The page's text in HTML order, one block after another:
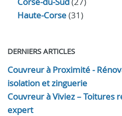
Haute-Corse(31)
DERNIERS ARTICLES
Couvreur à Proximité -
isolation et zinguerie
Couvreur à Viviez – Toitures
expert